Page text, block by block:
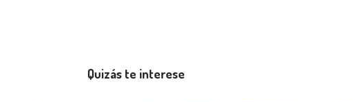
Quizás te interese